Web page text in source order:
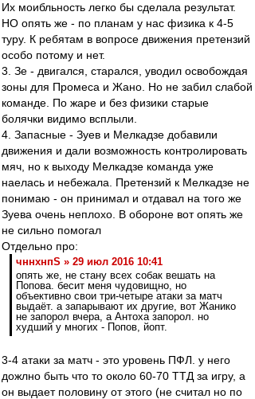
Их моибльность легко бы сделала результат.
НО опять же - по планам у нас физика к 4-5
туру. К ребятам в вопросе движения претензий
особо потому и нет.
3. Зе - двигался, старался, уводил освобождая
зоны для Промеса и Жано. Но не забил слабой
команде. По жаре и без физики старые
болячки видимо всплыли.
4. Запасные - Зуев и Мелкадзе добавили
движения и дали возможность контролировать
мяч, но к выходу Мелкадзе команда уже
наелась и небежала. Претензий к Мелкадзе не
понимаю - он принимал и отдавал на того же
Зуева очень неплохо. В обороне вот опять же
не сильно помогал
Отдельно про:
чннхнпS » 29 июл 2016 10:41
опять же, не стану всех собак вешать на
Попова. бесит меня чудовищно, но
объективно свои три-четыре атаки за матч
выдаёт. а запарывают их другие, вот Жанико
не запорол вчера, а Антоха запорол. но
худший у многих - Попов, йопт.
3-4 атаки за матч - это уровень ПФЛ. у него
дожлно быть что то около 60-70 ТТД за игру, а
он выдает половину от этого (не считал но по